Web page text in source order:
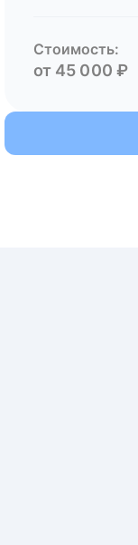
Стоимость:
от 45 000 ₽